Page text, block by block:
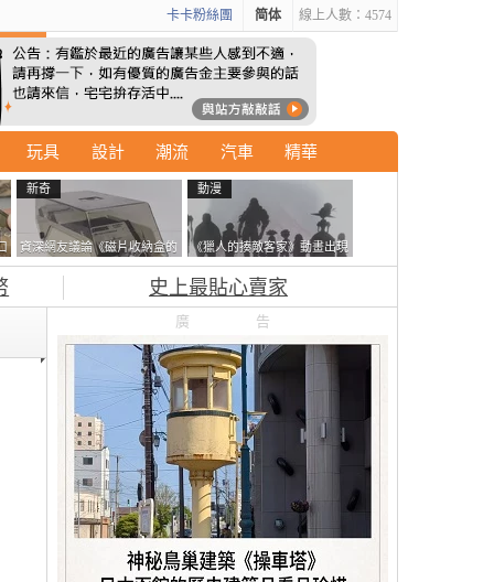
線上人數：4574
简体
卡卡粉絲團
玩具 設計 潮流 汽車 精華
新奇
資深網友議論《磁片收納盒的
鎖有什麼用》想偷的話整盒拿
動漫
《獵人的揍敵客家》動畫出現
的這個剪影是誰？你是不是忘
記還有這號人物了
史上最貼心賣家
廣告